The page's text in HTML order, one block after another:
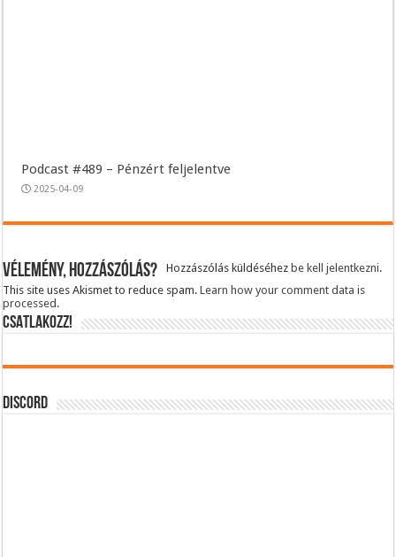
Podcast #489 – Pénzért feljelentve
2025-04-09
Vélemény, hozzászólás? Hozzászólás küldéséhezbe kell jelentkezni.
This site uses Akismet to reduce spam.Learn how your comment data is
processed.
CSATLAKOZZ!
DISCORD